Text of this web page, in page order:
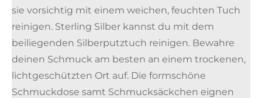
sie vorsichtig mit einem weichen, feuchten Tuch
reinigen. Sterling Silber kannst du mit dem
beiliegenden Silberputztuch reinigen. Bewahre
deinen Schmuck am besten an einem trockenen,
lichtgeschützten Ort auf. Die formschöne
Schmuckdose samt Schmucksäckchen eignen